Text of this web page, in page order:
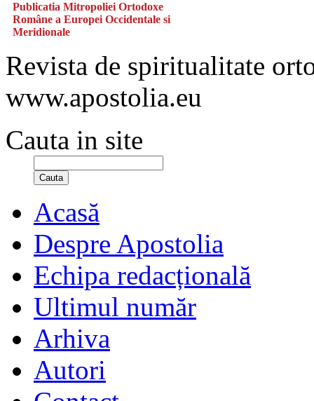
Publicatia Mitropoliei Ortodoxe
Române a Europei Occidentale si
Meridionale
Revista de spiritualitate
www.apostolia.eu
Cauta in site
Cauta
Acasă
Despre Apostolia
Echipa redacțională
Ultimul număr
Arhiva
Autori